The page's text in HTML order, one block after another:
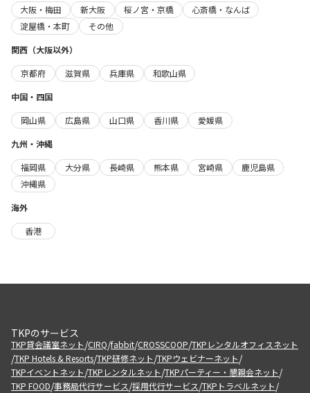
大阪・梅田
新大阪 桜ノ宮・京橋
心斎橋・なんば
淀屋橋・本町
その他
関西（大阪以外）
京都府
滋賀県 兵庫県
和歌山県
中国・四国
岡山県
広島県 山口県 香川県
愛媛県
九州・沖縄
福岡県
大分県 長崎県 熊本県 宮崎県
鹿児島県
沖縄県
海外
香港
TKPのサービス
TKP貸会議室ネット/CIRQ/fabbit/CROSSCOOP/TKPレンタルオフィスネット
/TKP Hotels & Resorts/TKP研修ネット/TKPウェビナーネット/
TKPイベントネット/TKPレンタルネット/TKPパーティー・懇親会ネット/
TKP FOOD/事務局代行サービス/採用代行サービス/TKPトラベルネット/